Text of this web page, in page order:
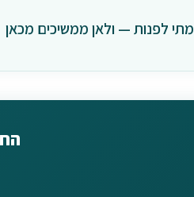
מתי לפנות — ולאן ממשיכים מכאן